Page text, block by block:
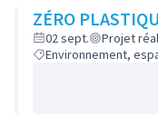
ZÉRO
02 sept.
Projet
Environnement,